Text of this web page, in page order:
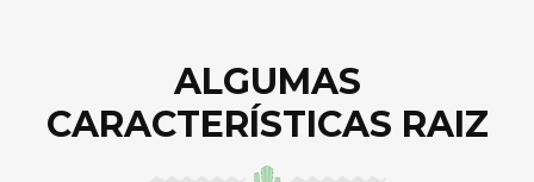
ALGUMAS
CARACTERÍSTICAS RAIZ